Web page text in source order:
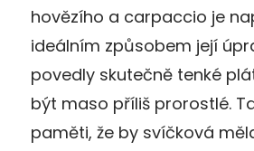
hovězího a carpaccio je
ideálním způsobem její
povedly skutečně tenké
být maso příliš prorostlé.
paměti, že by svíčková